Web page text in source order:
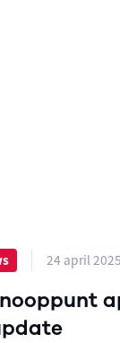
24 april 2025